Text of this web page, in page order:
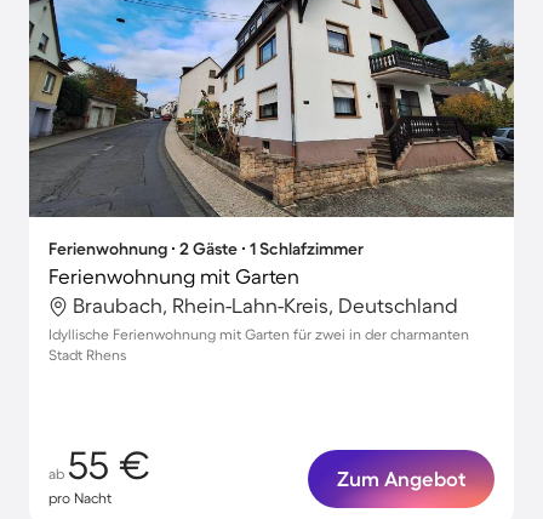
Ferienwohnung ∙ 2 Gäste ∙ 1 Schlafzimmer
Ferienwohnung mit Garten
Braubach, Rhein-Lahn-Kreis, Deutschland
Idyllische Ferienwohnung mit Garten für zwei in der charmanten
Stadt Rhens
ab 55 €
pro Nacht
Zum Angebot